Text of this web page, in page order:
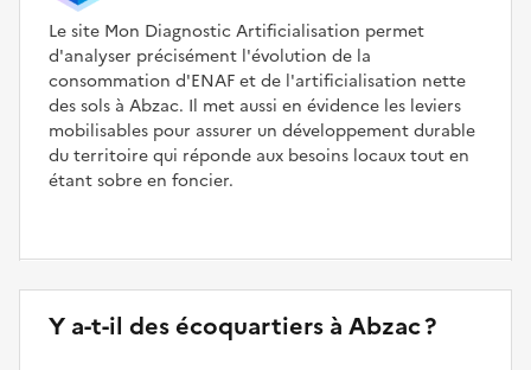
Le site Mon Diagnostic Artificialisation permet
d'analyser précisément l'évolution de la
consommation d'ENAF et de l'artificialisation nette
des sols à Abzac. Il met aussi en évidence les leviers
mobilisables pour assurer un développement durable
du territoire qui réponde aux besoins locaux tout en
étant sobre en foncier.
Y a-t-il des écoquartiers à Abzac ?